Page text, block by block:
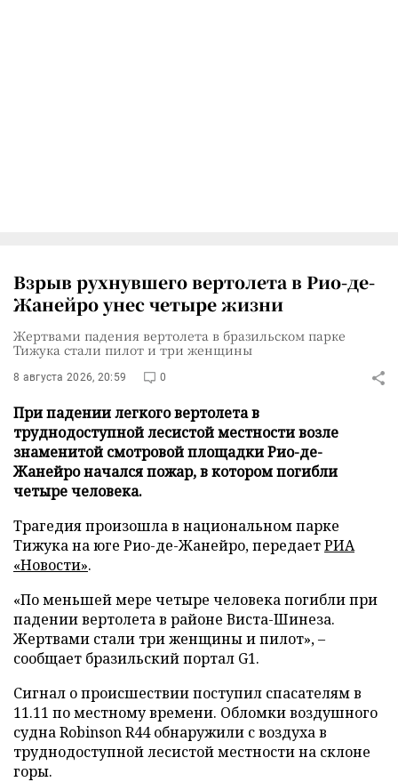
Взрыв рухнувшего вертолета в Рио-де-
Жанейро унес четыре жизни
Жертвами падения вертолета в бразильском парке
Тижука стали пилот и три женщины
8 августа 2026, 20:59 0
При падении легкого вертолета в
труднодоступной лесистой местности возле
знаменитой смотровой площадки Рио-де-
Жанейро начался пожар, в котором погибли
четыре человека.
Трагедия произошла в национальном парке
Тижука на юге Рио-де-Жанейро, передаетРИА
«Новости».
«По меньшей мере четыре человека погибли при
падении вертолета в районе Виста-Шинеза.
Жертвами стали три женщины и пилот», –
сообщает бразильский портал G1.
Сигнал о происшествии поступил спасателям в
11.11 по местному времени. Обломки воздушного
судна Robinson R44 обнаружили с воздуха в
труднодоступной лесистой местности на склоне
горы.